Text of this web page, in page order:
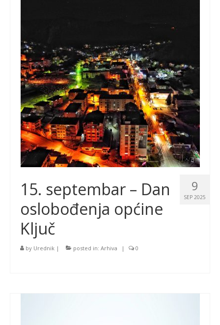
9
SEP 2025
15. septembar – Dan
oslobođenja općine
Ključ
by Urednik | posted in: Arhiva | 0